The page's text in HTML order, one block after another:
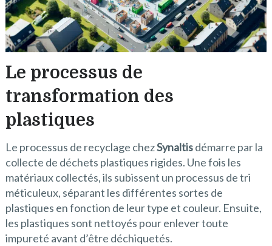
Le processus de
transformation des
plastiques
Le processus de recyclage chezSynaltisdémarre par la
collecte de déchets plastiques rigides. Une fois les
matériaux collectés, ils subissent un processus de tri
méticuleux, séparant les différentes sortes de
plastiques en fonction de leur type et couleur. Ensuite,
les plastiques sont nettoyés pour enlever toute
impureté avant d’être déchiquetés.